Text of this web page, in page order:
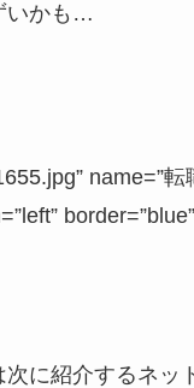
いかも…
name=”
次に紹介するネッ